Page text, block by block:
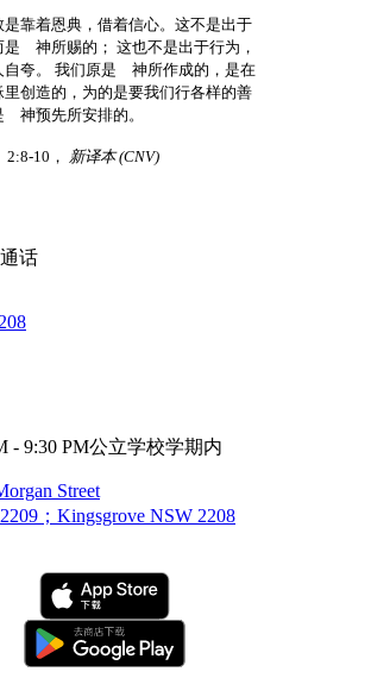
是靠着恩典，借着信心。这不是出于
是 神所赐的； 这也不是出于行为，
自夸。 我们原是 神所作成的，是在
里创造的，为的是要我们行各样的善
神预先所安排的。
10， 新译本 (CNV)
话
- 9:30 PM公立学校学期内
Street
；Kingsgrove NSW 2208